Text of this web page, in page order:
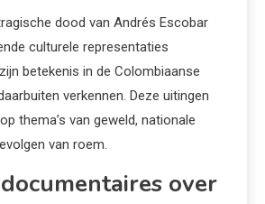
dood van Andrés Escobar
culturele representaties
betekenis in de Colombiaanse
verkennen. Deze uitingen
thema’s van geweld, nationale
van roem.
over